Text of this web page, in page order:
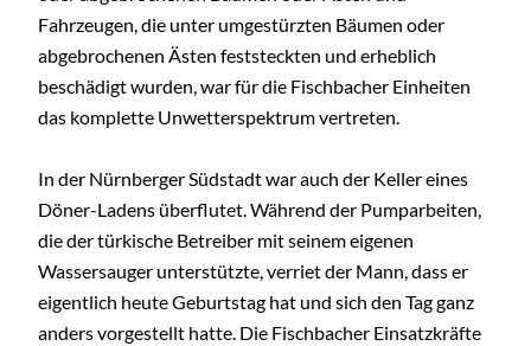
Fahrzeugen, die unter umgestürzten Bäumen oder
abgebrochenen Ästen feststeckten und erheblich
beschädigt wurden, war für die Fischbacher Einheiten
das komplette Unwetterspektrum vertreten.
In der Nürnberger Südstadt war auch der Keller eines
Döner-Ladens überflutet. Während der Pumparbeiten,
die der türkische Betreiber mit seinem eigenen
Wassersauger unterstützte, verriet der Mann, dass er
eigentlich heute Geburtstag hat und sich den Tag ganz
anders vorgestellt hatte. Die Fischbacher Einsatzkräfte